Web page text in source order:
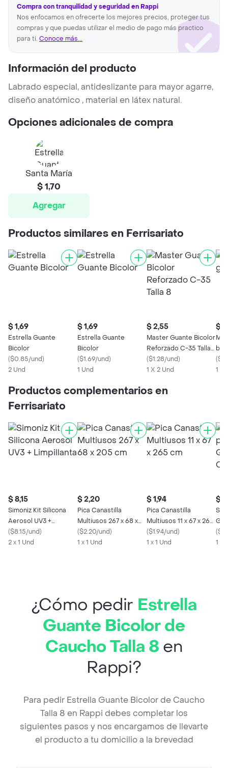
Compra con tranquilidad y seguridad en Rappi
Nos enfocamos en ofrecerte los mejores precios, proteger tus
compras y que puedas utilizar el medio de pago más practico
para ti. Conoce más...
Información del producto
Labrado especial, antideslizante para mayor agarre,
diseño anatómico , material en látex natural.
Opciones adicionales de compra
Santa María
$ 1,70
Agregar
Productos similares en Ferrisariato
$ 1,69
Estrella Guante
Bicolor
($0.85/und)
2 Und
$ 1,69
Estrella Guante
Bicolor
($1.69/und)
1 Und
$ 2,55
Master Guante Bicolor
Reforzado C-35 Talla
8
($1.28/und)
1 X 2 Und
$
(
1
Productos complementarios en
Ferrisariato
$ 8,15
Simoniz Kit Silicona
Aerosol UV3 +
Limpillanta
($8.15/und)
2 x 1 Und
$ 2,20
Pica Canastilla
Multiusos 267 x 68 x
205 cm
($2.20/und)
1 x 1 Und
$ 1,94
Pica Canastilla
Multiusos 11 x 67 x 265
cm
($1.94/und)
1 x 1 Und
$
(
1 X
¿Cómo pedir Estrella
Guante Bicolor de
Caucho Talla 8 en
Rappi?
Para pedir Estrella Guante Bicolor de Caucho
Talla 8 en Rappi debes completar los
siguientes pasos y nos encargamos de llevarte
el producto a tu domicilio a la brevedad